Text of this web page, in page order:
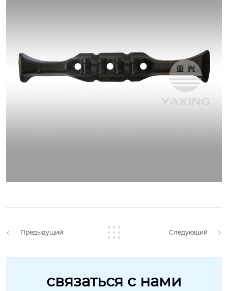
Предыдущий Следующий
связаться с нами